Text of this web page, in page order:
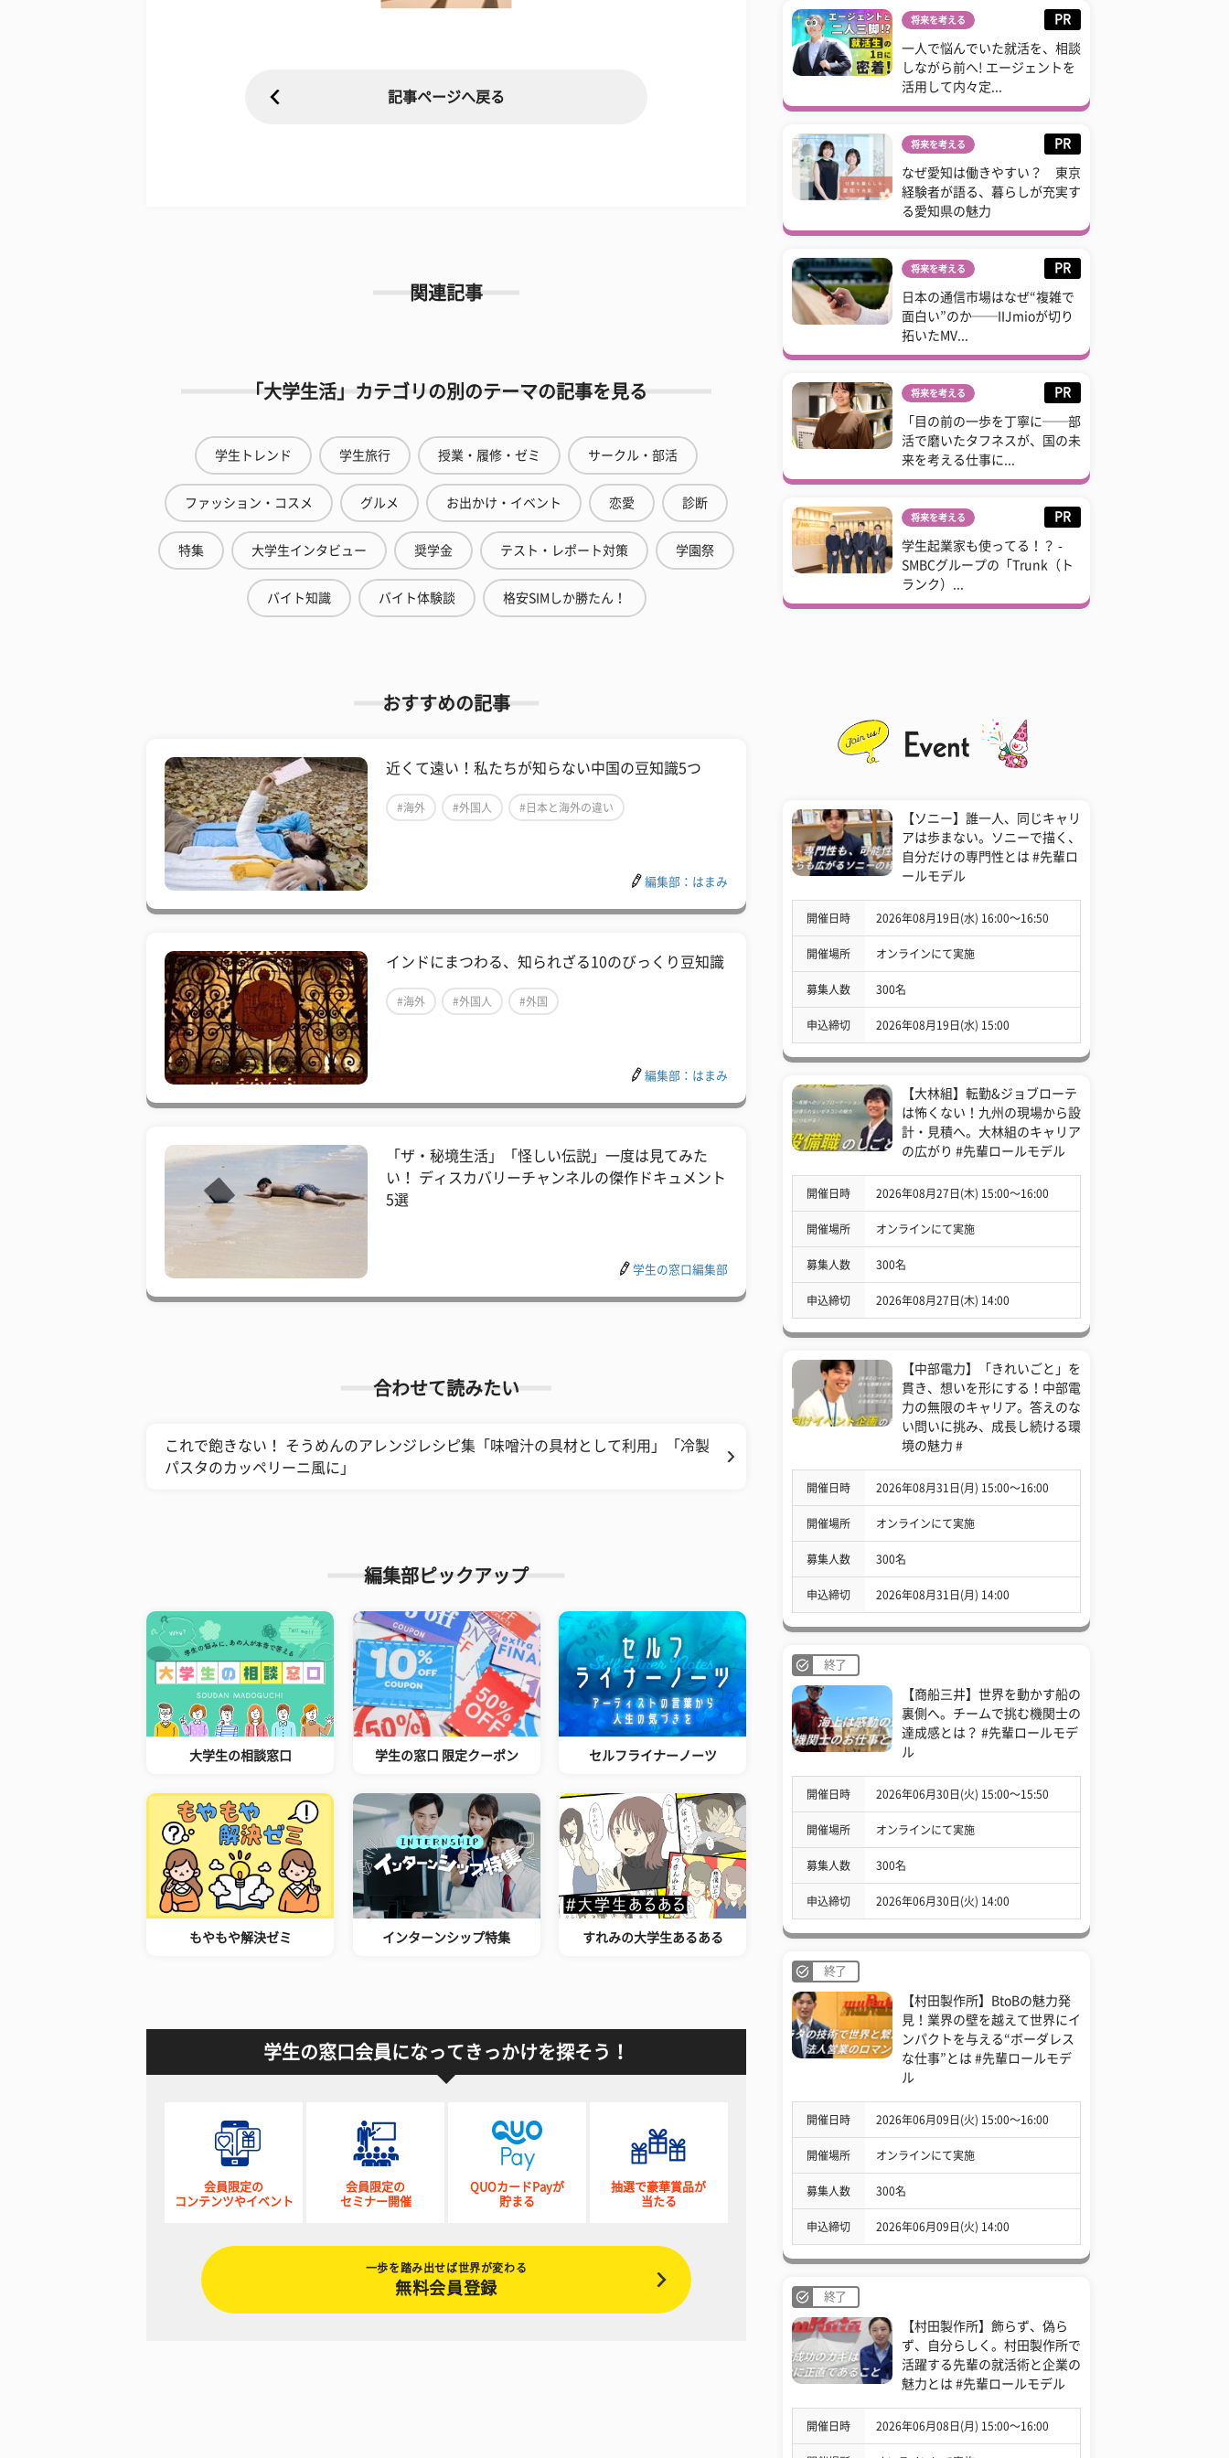
記事ページへ戻る
関連記事
「大学生活」カテゴリの別のテーマの記事を見る
学生トレンド 学生旅行 授業・履修・ゼミ サークル・部活
ファッション・コスメ グルメ お出かけ・イベント 恋愛 診断
特集 大学生インタビュー 奨学金 テスト・レポート対策 学園祭
バイト知識 バイト体験談 格安SIMしか勝たん！
おすすめの記事
近くて遠い！私たちが知らない中国の豆知識5つ
#海外 #外国人 #日本と海外の違い
編集部：はまみ
インドにまつわる、知られざる10のびっくり豆知識
#海外 #外国人 #外国
編集部：はまみ
「ザ・秘境生活」「怪しい伝説」一度は見てみた
い！ ディスカバリーチャンネルの傑作ドキュメント
5選
学生の窓口編集部
合わせて読みたい
これで飽きない！ そうめんのアレンジレシピ集「味噌汁の具材として利用」「冷製
パスタのカッペリーニ風に」
編集部ピックアップ
大学生の相談窓口 学生の窓口 限定クーポン セルフライナーノーツ
もやもや解決ゼミ インターンシップ特集 すれみの大学生あるある
学生の窓口会員になってきっかけを探そう！
会員限定の
コンテンツやイベント
会員限定の
セミナー開催
QUOカードPayが
貯まる
抽選で豪華賞品が
当たる
一歩を踏み出せば世界が変わる
無料会員登録
将来を考える PR
一人で悩んでいた就活を、相談
しながら前へ! エージェントを
活用して内々定...
将来を考える PR
なぜ愛知は働きやすい？ 東京
経験者が語る、暮らしが充実す
る愛知県の魅力
将来を考える PR
日本の通信市場はなぜ“複雑で
面白い”のか──IIJmioが切り
拓いたMV...
将来を考える PR
「目の前の一歩を丁寧に──部
活で磨いたタフネスが、国の未
来を考える仕事に...
将来を考える PR
学生起業家も使ってる！？ -
SMBCグループの「Trunk（ト
ランク）...
【ソニー】誰一人、同じキャリ
アは歩まない。ソニーで描く、
自分だけの専門性とは #先輩ロ
ールモデル
開催日時 2026年08月19日(水) 16:00〜16:50
開催場所 オンラインにて実施
募集人数 300名
申込締切 2026年08月19日(水) 15:00
【大林組】転勤&ジョブローテ
は怖くない！九州の現場から設
計・見積へ。大林組のキャリア
の広がり #先輩ロールモデル
開催日時 2026年08月27日(木) 15:00〜16:00
開催場所 オンラインにて実施
募集人数 300名
申込締切 2026年08月27日(木) 14:00
【中部電力】「きれいごと」を
貫き、想いを形にする！中部電
力の無限のキャリア。答えのな
い問いに挑み、成長し続ける環
境の魅力 #
開催日時 2026年08月31日(月) 15:00〜16:00
開催場所 オンラインにて実施
募集人数 300名
申込締切 2026年08月31日(月) 14:00
終了
【商船三井】世界を動かす船の
裏側へ。チームで挑む機関士の
達成感とは？ #先輩ロールモデ
ル
開催日時 2026年06月30日(火) 15:00〜15:50
開催場所 オンラインにて実施
募集人数 300名
申込締切 2026年06月30日(火) 14:00
終了
【村田製作所】BtoBの魅力発
見！業界の壁を越えて世界にイ
ンパクトを与える“ボーダレス
な仕事”とは #先輩ロールモデ
ル
開催日時 2026年06月09日(火) 15:00〜16:00
開催場所 オンラインにて実施
募集人数 300名
申込締切 2026年06月09日(火) 14:00
終了
【村田製作所】飾らず、偽ら
ず、自分らしく。村田製作所で
活躍する先輩の就活術と企業の
魅力とは #先輩ロールモデル
開催日時 2026年06月08日(月) 15:00〜16:00